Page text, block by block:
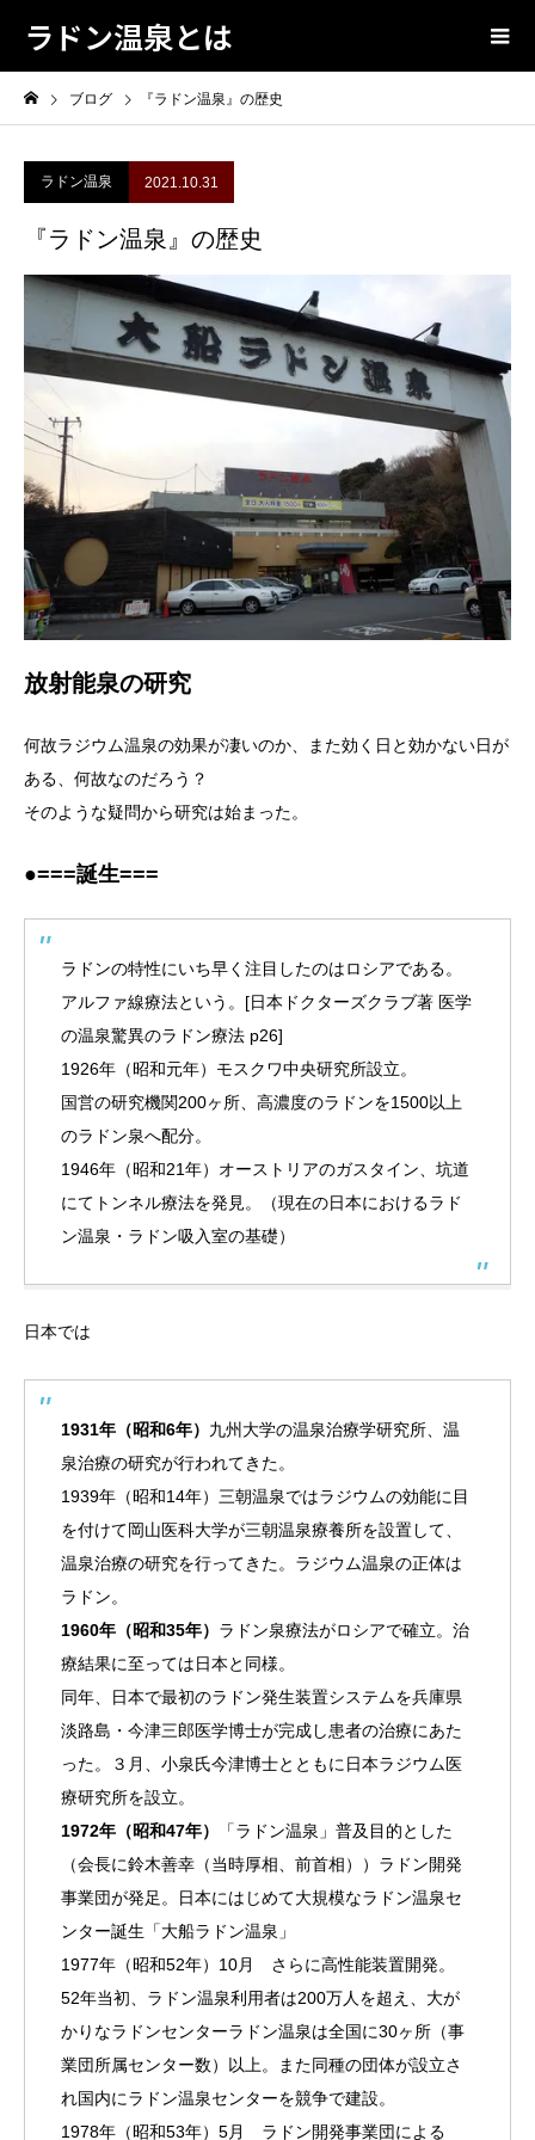
ラドン温泉とは
ブログ 『ラドン温泉』の歴史
ラドン温泉 2021.10.31
『ラドン温泉』の歴史
放射能泉の研究
何故ラジウム温泉の効果が凄いのか、また効く日と効かない日が
ある、何故なのだろう？
そのような疑問から研究は始まった。
●===誕生===
ラドンの特性にいち早く注目したのはロシアである。
アルファ線療法という。[日本ドクターズクラブ著 医学
の温泉驚異のラドン療法 p26]
1926年（昭和元年）モスクワ中央研究所設立。
国営の研究機関200ヶ所、高濃度のラドンを1500以上
のラドン泉へ配分。
1946年（昭和21年）オーストリアのガスタイン、坑道
にてトンネル療法を発見。（現在の日本におけるラド
ン温泉・ラドン吸入室の基礎）
日本では
1931年（昭和6年） 九州大学の温泉治療学研究所、温
泉治療の研究が行われてきた。
1939年（昭和14年）三朝温泉ではラジウムの効能に目
を付けて岡山医科大学が三朝温泉療養所を設置して、
温泉治療の研究を行ってきた。ラジウム温泉の正体は
ラドン。
1960年（昭和35年） ラドン泉療法がロシアで確立。治
療結果に至っては日本と同様。
同年、日本で最初のラドン発生装置システムを兵庫県
淡路島・今津三郎医学博士が完成し患者の治療にあた
った。３月、小泉氏今津博士とともに日本ラジウム医
療研究所を設立。
1972年（昭和47年）
「ラドン温泉」普及目的とした
（会長に鈴木善幸（当時厚相、前首相））ラドン開発
事業団が発足。日本にはじめて大規模なラドン温泉セ
ンター誕生「大船ラドン温泉」
1977年（昭和52年）10月 さらに高性能装置開発。
52年当初、ラドン温泉利用者は200万人を超え、大が
かりなラドンセンターラドン温泉は全国に30ヶ所（事
業団所属センター数）以上。また同種の団体が設立さ
れ国内にラドン温泉センターを競争で建設。
1978年（昭和53年）5月 ラドン開発事業団による